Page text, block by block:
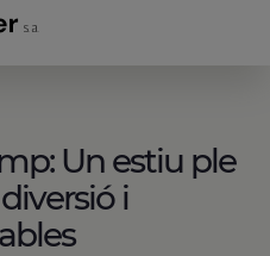
Un estiu ple
i